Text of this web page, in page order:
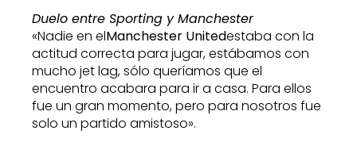
Duelo entre Sporting y Manchester
«Nadie en elManchester Unitedestaba con la
actitud correcta para jugar, estábamos con
mucho jet lag, sólo queríamos que el
encuentro acabara para ir a casa. Para ellos
fue un gran momento, pero para nosotros fue
solo un partido amistoso».